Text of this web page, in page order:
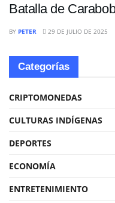
Batalla de
BY PETER 29 DE JULIO DE 2025
Categorías
CRIPTOMONEDAS
CULTURAS INDÍGENAS
DEPORTES
ECONOMÍA
ENTRETENIMIENTO